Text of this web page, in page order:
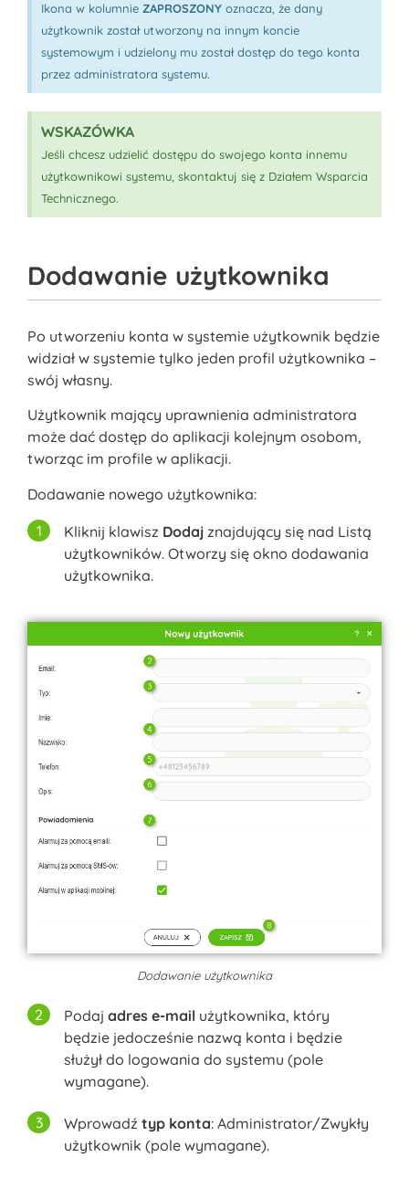
Ikona w kolumnie ZAPROSZONY oznacza, że dany
użytkownik został utworzony na innym koncie
systemowym i udzielony mu został dostęp do tego konta
przez administratora systemu.
WSKAZÓWKA
Jeśli chcesz udzielić dostępu do swojego konta innemu
użytkownikowi systemu, skontaktuj się z Działem Wsparcia
Technicznego.
Dodawanie użytkownika
Po utworzeniu konta w systemie użytkownik będzie
widział w systemie tylko jeden profil użytkownika –
swój własny.
Użytkownik mający uprawnienia administratora
może dać dostęp do aplikacji kolejnym osobom,
tworząc im profile w aplikacji.
Dodawanie nowego użytkownika:
Kliknij klawisz Dodaj znajdujący się nad Listą
użytkowników. Otworzy się okno dodawania
użytkownika.
Dodawanie użytkownika
Podaj adres e-mail użytkownika, który
będzie jedocześnie nazwą konta i będzie
służył do logowania do systemu (pole
wymagane).
Wprowadź typ konta: Administrator/Zwykły
użytkownik (pole wymagane).